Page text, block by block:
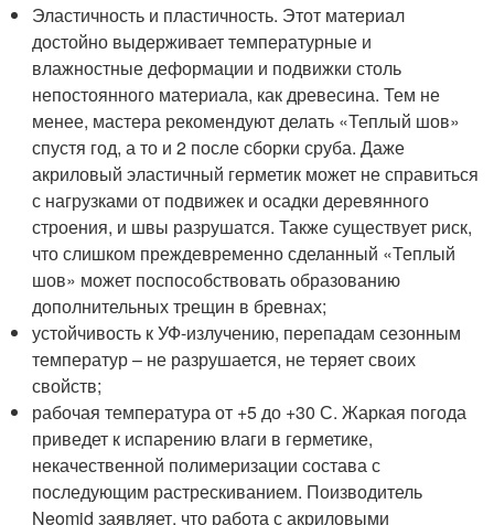
Эластичность и пластичность. Этот материал
достойно выдерживает температурные и
влажностные деформации и подвижки столь
непостоянного материала, как древесина. Тем не
менее, мастера рекомендуют делать «Теплый шов»
спустя год, а то и 2 после сборки сруба. Даже
акриловый эластичный герметик может не справиться
с нагрузками от подвижек и осадки деревянного
строения, и швы разрушатся. Также существует риск,
что слишком преждевременно сделанный «Теплый
шов» может поспособствовать образованию
дополнительных трещин в бревнах;
устойчивость к УФ-излучению, перепадам сезонным
температур – не разрушается, не теряет своих
свойств;
рабочая температура от +5 до +30 С. Жаркая погода
приведет к испарению влаги в герметике,
некачественной полимеризации состава с
последующим растрескиванием. Поизводитель
Neomid заявляет, что работа с акриловыми